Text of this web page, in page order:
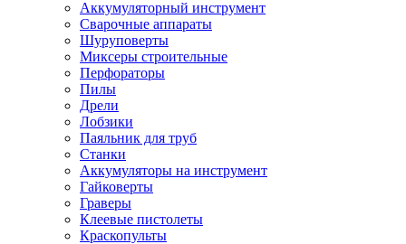
Аккумуляторный инструмент
Сварочные аппараты
Шуруповерты
Миксеры строительные
Перфораторы
Пилы
Дрели
Лобзики
Паяльник для труб
Станки
Аккумуляторы на инструмент
Гайковерты
Граверы
Клеевые пистолеты
Краскопульты